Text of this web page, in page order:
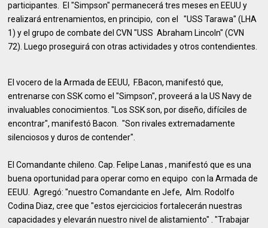
participantes. El "Simpson" permanecerá tres meses en EEUU y
realizará entrenamientos, en principio, con el "USS Tarawa" (LHA
1) y el grupo de combate del CVN "USS Abraham Lincoln" (CVN
72). Luego proseguirá con otras actividades y otros contendientes.
El vocero de la Armada de EEUU, F.Bacon, manifestó que,
entrenarse con SSK como el "Simpson", proveerá a la US Navy de
invaluables conocimientos. "Los SSK son, por diseño, difíciles de
encontrar", manifestó Bacon. "Son rivales extremadamente
silenciosos y duros de contender".
El Comandante chileno. Cap. Felipe Lanas , manifestó que es una
buena oportunidad para operar como en equipo con la Armada de
EEUU. Agregó: "nuestro Comandante en Jefe, Alm. Rodolfo
Codina Diaz, cree que "estos ejercicicios fortalecerán nuestras
capacidades y elevarán nuestro nivel de alistamiento" . "Trabajar